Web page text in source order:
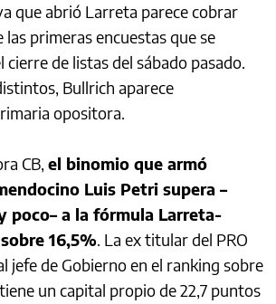
que abrió Larreta parece cobrar
las primeras encuestas que se
de listas del sábado pasado.
Bullrich aparece
opositora.
CB, el binomio que armó
Luis Petri supera –
poco– a la fórmula Larreta-
16,5%. La ex titular del PRO
jefe de Gobierno en el ranking sobre
un capital propio de 22,7 puntos